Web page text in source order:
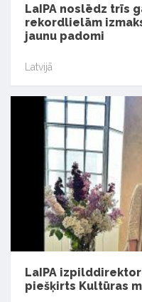
LaIPA noslēdz trīs
rekordlielām
jaunu padomi
Latvijā
LaIPA
piešķirts Kultūras